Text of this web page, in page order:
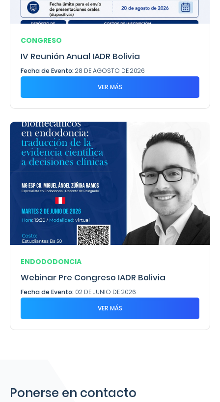
CONGRESO
IV Reunión Anual IADR Bolivia
Fecha de Evento:28 DE AGOSTO DE 2026
VER MÁS
ENDODODONCIA
Webinar Pre Congreso IADR Bolivia
Fecha de Evento: 02 DE JUNIO DE 2026
VER MÁS
Ponerse en contacto